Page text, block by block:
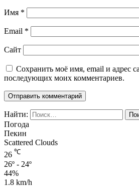
Имя *
Email *
Сайт
Сохранить моё имя, email и адрес
последующих моих комментариев.
Найти:
Погода
Пекин
Scattered Clouds
26 ℃
26º - 24º
44%
1.8 km/h